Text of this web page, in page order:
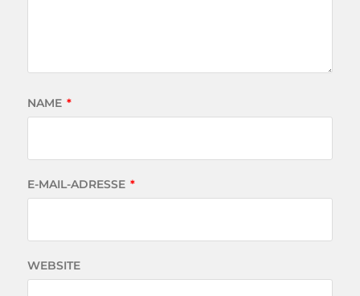
NAME *
E-MAIL-ADRESSE *
WEBSITE